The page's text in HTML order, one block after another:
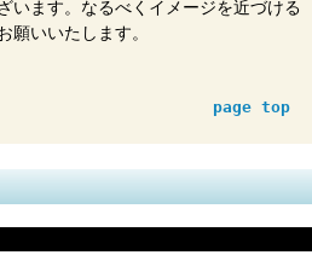
います。なるべくイメージを近づける
いいたします。
page top